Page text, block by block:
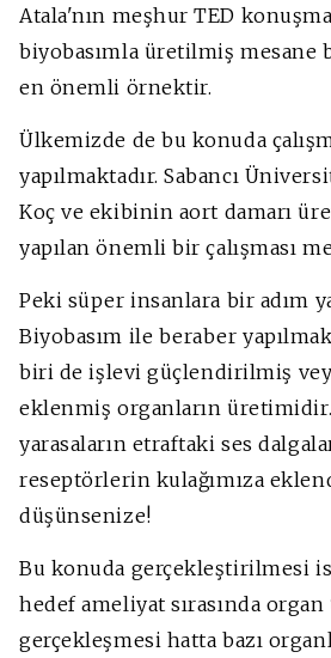
Atala'nın meşhur TED
biyobasımla üretilmiş mesane
en önemli örnektir.
Ülkemizde de bu konuda
yapılmaktadır. Sabancı
Koç ve ekibinin aort damarı
yapılan önemli bir çalışması
Peki süper insanlara bir adım
Biyobasım ile beraber
biri de işlevi güçlendirilmiş
eklenmiş organların
yarasaların etraftaki ses
reseptörlerin kulağımıza
düşünsenize!
Bu konuda gerçekleştirilmesi
hedef ameliyat sırasında
gerçekleşmesi hatta bazı